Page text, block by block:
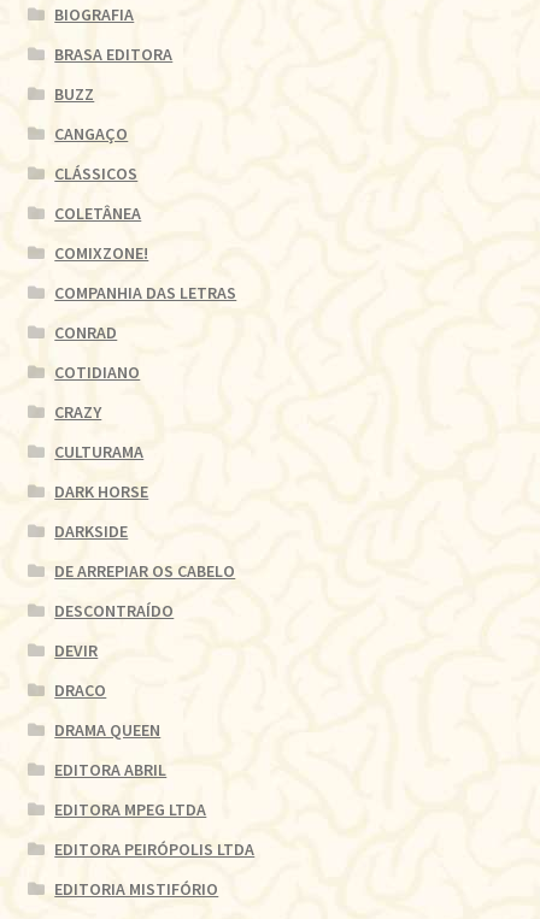
BIOGRAFIA
BRASA EDITORA
BUZZ
CANGAÇO
CLÁSSICOS
COLETÂNEA
COMIXZONE!
COMPANHIA DAS LETRAS
CONRAD
COTIDIANO
CRAZY
CULTURAMA
DARK HORSE
DARKSIDE
DE ARREPIAR OS CABELO
DESCONTRAÍDO
DEVIR
DRACO
DRAMA QUEEN
EDITORA ABRIL
EDITORA MPEG LTDA
EDITORA PEIRÓPOLIS LTDA
EDITORIA MISTIFÓRIO